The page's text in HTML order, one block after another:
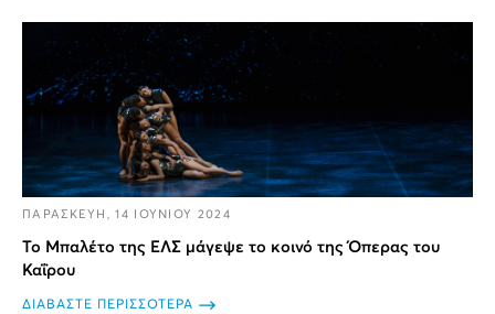
ΠΑΡΑΣΚΕΥΗ, 14 ΙΟΥΝΙΟΥ 2024
Το Μπαλέτο της ΕΛΣ μάγεψε το κοινό της Όπερας του
Καΐρου
ΔΙΑΒΑΣΤΕ ΠΕΡΙΣΣΟΤΕΡΑ